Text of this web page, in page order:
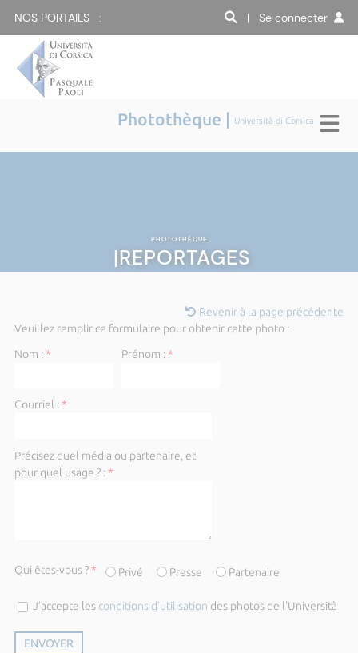
NOS PORTAILS : | Se connecter
Photothèque | Università di Corsica
PHOTOTHÈQUE
|REPORTAGES
Revenir à la page précédente
Veuillez remplir ce formulaire pour obtenir cette photo :
Nom :* Prénom :*
Courriel :*
Précisez quel média ou partenaire, et
pour quel usage ? :*
Qui êtes-vous ?* Privé Presse Partenaire
J’accepte les conditions d’utilisation des photos de l'Università